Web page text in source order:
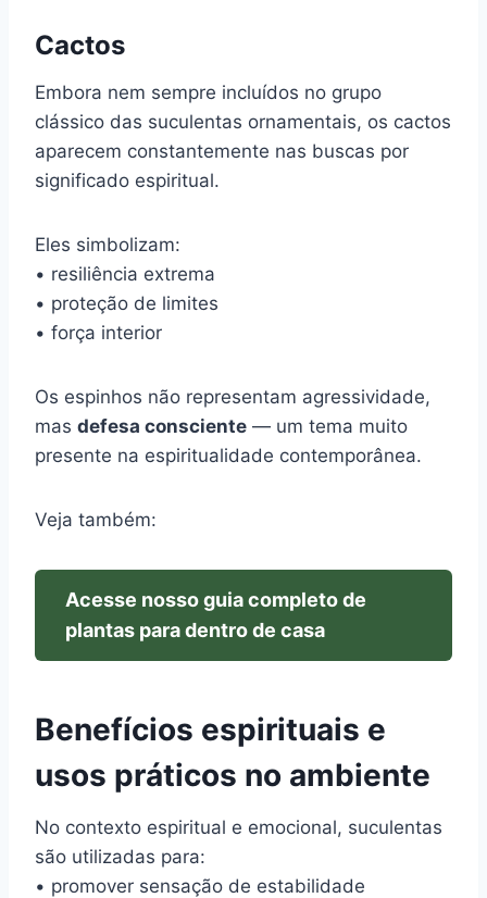
Cactos
Embora nem sempre incluídos no grupo
clássico das suculentas ornamentais, os cactos
aparecem constantemente nas buscas por
significado espiritual.
Eles simbolizam:
• resiliência extrema
• proteção de limites
• força interior
Os espinhos não representam agressividade,
mas defesa consciente — um tema muito
presente na espiritualidade contemporânea.
Veja também:
Acesse nosso guia completo de
plantas para dentro de casa
Benefícios espirituais e
usos práticos no ambiente
No contexto espiritual e emocional, suculentas
são utilizadas para:
• promover sensação de estabilidade